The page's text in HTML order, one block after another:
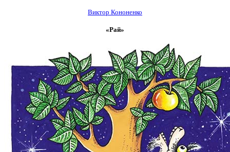
Виктор Кононенко
«Рай»